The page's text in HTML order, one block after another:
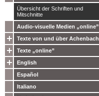
Übersicht der Schriften und
Mitschnitte
Audio-visuelle Medien „online”
Texte von und über Achenbach
Texte „online”
English
Español
Italiano